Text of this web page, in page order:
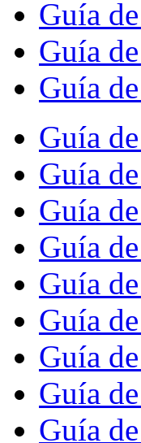
Guía
Guía
Guía
Guía
Guía
Guía
Guía
Guía
Guía
Guía
Guía
Guía